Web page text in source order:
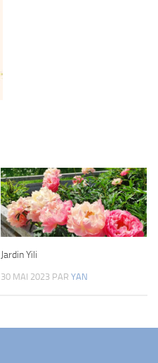
Jardin Yili
30 MAI 2023 PAR YAN